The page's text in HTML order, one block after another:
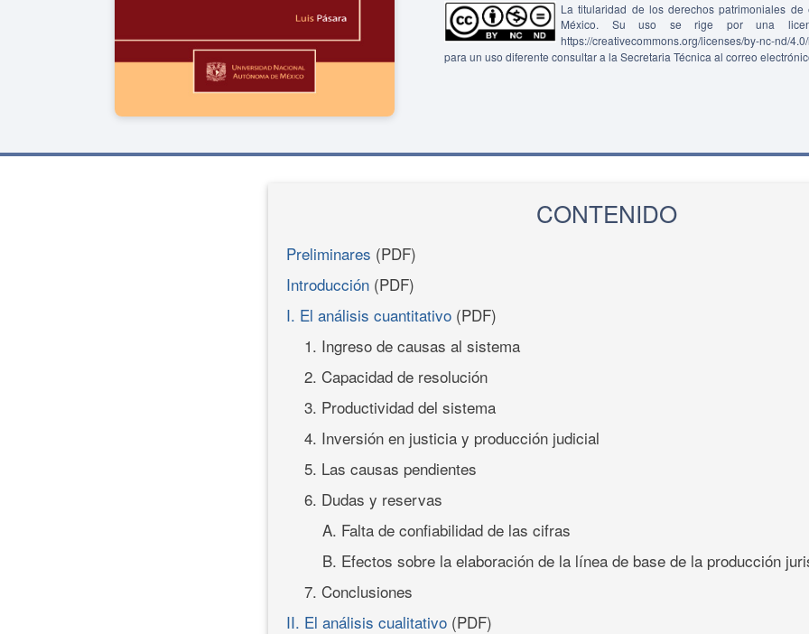
La titularidad de los derechos patrimoniales
México. Su uso se rige por una
https://creativecommons.org/licenses/by-nc-nd/
para un uso diferente consultar a la Secretaria Técnica al correo
CONTENIDO
Preliminares (PDF)
Introducción (PDF)
I. El análisis cuantitativo (PDF)
1. Ingreso de causas al sistema
2. Capacidad de resolución
3. Productividad del sistema
4. Inversión en justicia y producción judicial
5. Las causas pendientes
6. Dudas y reservas
A. Falta de confiabilidad de las cifras
B. Efectos sobre la elaboración de la línea de base de la producción
7. Conclusiones
II. El análisis cualitativo (PDF)